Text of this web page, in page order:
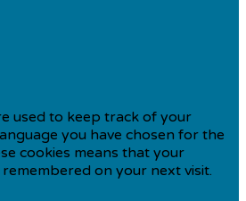
used to keep track of your
you have chosen for the
cookies means that your
on your next visit.